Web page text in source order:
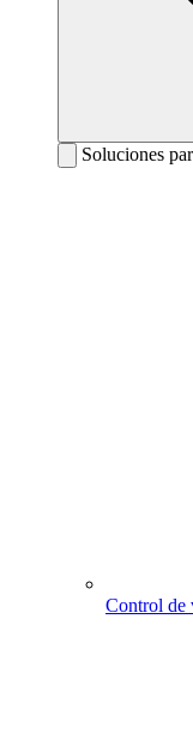
Soluciones
Control de